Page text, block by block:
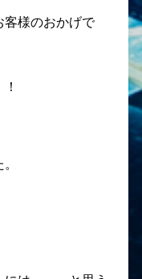
客様のおかげで